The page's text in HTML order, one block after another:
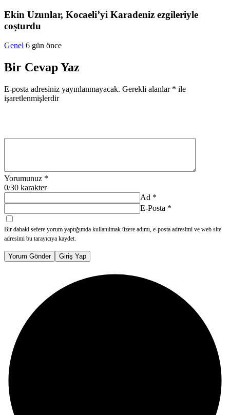
Ekin Uzunlar, Kocaeli’yi Karadeniz ezgileriyle
coşturdu
Genel 6 gün önce
Bir Cevap Yaz
E-posta adresiniz yayınlanmayacak. Gerekli alanlar * ile
işaretlenmişlerdir
Yorumunuz *
0/30 karakter
Ad *
E-Posta *
Bir dahaki sefere yorum yaptığımda kullanılmak üzere adımı, e-posta adresimi ve web site
adresimi bu tarayıcıya kaydet.
Yorum Gönder Giriş Yap